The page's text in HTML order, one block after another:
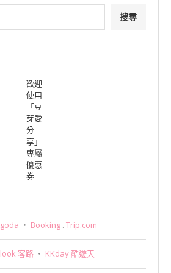
搜尋
歡迎
使用
「豆
芽愛
分
享」
專屬
優惠
券
‧ Booking. Trip.com
客路‧ KKday 酷遊天